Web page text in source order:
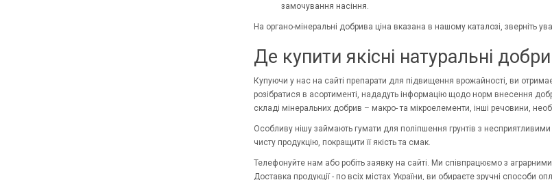
замочування насіння.
На органо-мінеральні добрива ціна вказана в нашому каталозі, зверніть
Де купити якісні натуральні
Купуючи у нас на сайті препарати для підвищення врожайності, ви
розібратися в асортименті, нададуть інформацію щодо норм внесення
складі мінеральних добрив – макро- та мікроелементи, інші речовини,
Особливу нішу займають гумати для поліпшення грунтів з
чисту продукцію, покращити її якість та смак.
Телефонуйте нам або робіть заявку на сайті. Ми співпрацюємо з
Доставка продукції - по всіх містах України, ви обираєте зручні способи